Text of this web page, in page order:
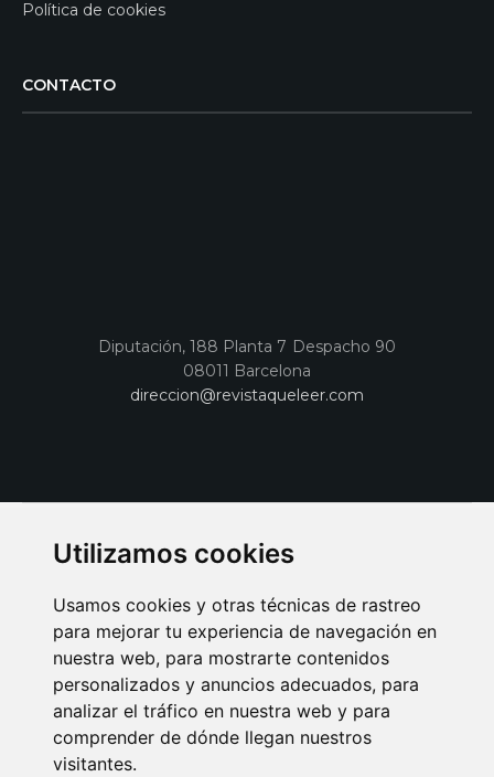
Utilizamos cookies
Usamos cookies y otras técnicas de rastreo
para mejorar tu experiencia de navegación en
nuestra web, para mostrarte contenidos
personalizados y anuncios adecuados, para
analizar el tráfico en nuestra web y para
comprender de dónde llegan nuestros
visitantes.
Política de cookies
CONTACTO
Diputación, 188 Planta 7 Despacho 90
08011 Barcelona
direccion@revistaqueleer.com
AVISO LEGAL POLITICA DE COOKIES
POLITICA DE PRIVACIDAD
PUBLICIDAD EN LA REVISTA QUÉ LEER
SORTEO-PREESTRENOS
SUSCRIPCIONES